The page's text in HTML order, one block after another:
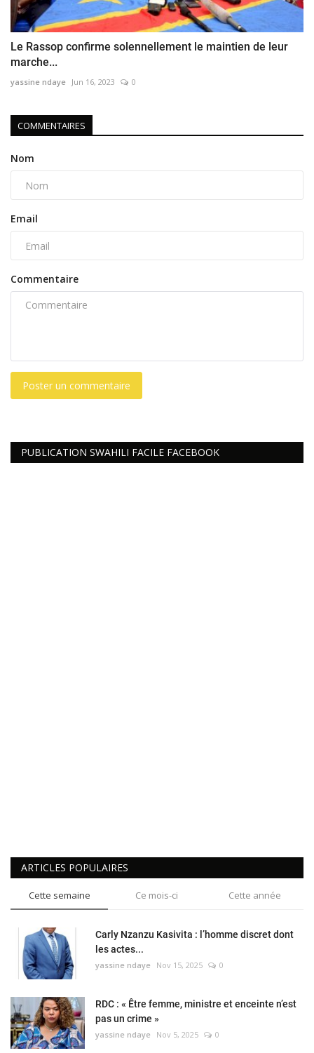
Le Rassop confirme solennellement le maintien de leur
marche...
yassine ndaye Jun 16, 2023 0
COMMENTAIRES
Nom
Email
Commentaire
Poster un commentaire
PUBLICATION SWAHILI FACILE FACEBOOK
ARTICLES POPULAIRES
Cette semaine Ce mois-ci Cette année
Carly Nzanzu Kasivita : l’homme discret dont
les actes...
yassine ndaye Nov 15, 2025 0
RDC : « Être femme, ministre et enceinte n’est
pas un crime »
yassine ndaye Nov 5, 2025 0